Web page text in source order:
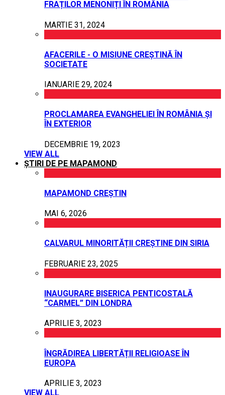
FRAȚILOR MENONIȚI ÎN ROMÂNIA
MARTIE 31, 2024
AFACERILE - O MISIUNE CREȘTINĂ ÎN
SOCIETATE
IANUARIE 29, 2024
PROCLAMAREA EVANGHELIEI ÎN ROMÂNIA ȘI
ÎN EXTERIOR
DECEMBRIE 19, 2023
VIEW ALL
ȘTIRI DE PE MAPAMOND
MAPAMOND CREȘTIN
MAI 6, 2026
CALVARUL MINORITĂȚII CREȘTINE DIN SIRIA
FEBRUARIE 23, 2025
INAUGURARE BISERICA PENTICOSTALĂ
“CARMEL” DIN LONDRA
APRILIE 3, 2023
ÎNGRĂDIREA LIBERTĂȚII RELIGIOASE ÎN
EUROPA
APRILIE 3, 2023
VIEW ALL